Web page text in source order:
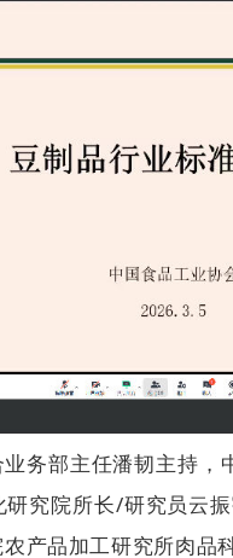
务部主任潘韧主持
究院所长/研究员云
产品加工研究所肉